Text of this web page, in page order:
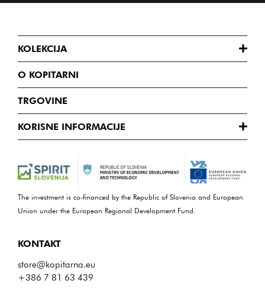
KOLEKCIJA
O KOPITARNI
TRGOVINE
KORISNE INFORMACIJE
The investment is co-financed by the Republic of Slovenia and European
Union under the European Regional Development Fund.
KONTAKT
store@kopitarna.eu
+386 7 81 63 439